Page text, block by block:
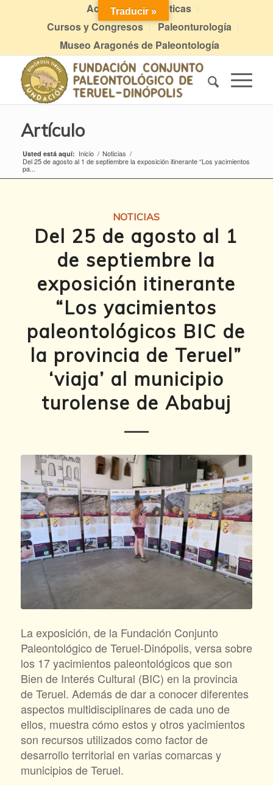
Actividades didácticas
Cursos y Congresos
Paleonturología
Museo Aragonés de Paleontología
Artículo
Usted está aquí: Inicio / Noticias /
Del 25 de agosto al 1 de septiembre la exposición itinerante “Los yacimientos
pa...
NOTICIAS
Del 25 de agosto al 1
de septiembre la
exposición itinerante
“Los yacimientos
paleontológicos BIC de
la provincia de Teruel”
‘viaja’ al municipio
turolense de Ababuj
La exposición, de la Fundación Conjunto
Paleontológico de Teruel-Dinópolis, versa sobre
los 17 yacimientos paleontológicos que son
Bien de Interés Cultural (BIC) en la provincia
de Teruel. Además de dar a conocer diferentes
aspectos multidisciplinares de cada uno de
ellos, muestra cómo estos y otros yacimientos
son recursos utilizados como factor de
desarrollo territorial en varias comarcas y
municipios de Teruel.
Traducir »